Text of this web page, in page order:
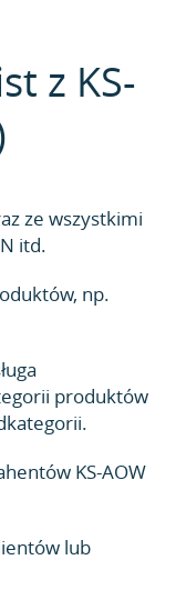
z KS-
ze wszystkimi
itd.
np.
produktów
KS-AOW
lub